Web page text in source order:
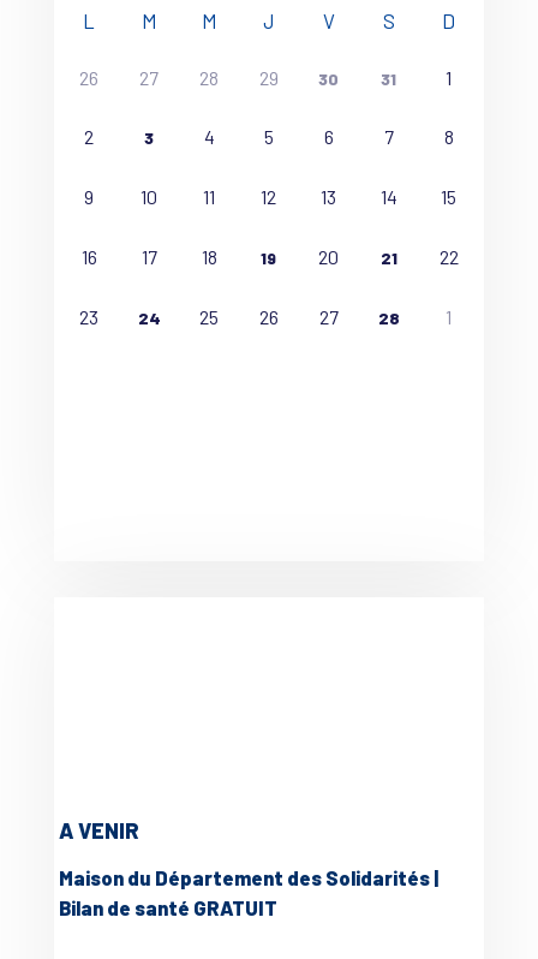
L M M J V S D
26 27 28 29 30 31 1
2 3 4 5 6 7 8
9 10 11 12 13 14 15
16 17 18 19 20 21 22
23 24 25 26 27 28 1
A VENIR
Maison du Département des Solidarités |
Bilan de santé GRATUIT